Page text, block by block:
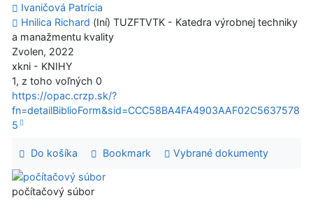
Ivaničová Patrícia
Hnilica Richard (Iní) TUZFTVTK - Katedra výrobnej techniky
a manažmentu kvality
Zvolen, 2022
xkni - KNIHY
1, z toho voľných 0
https://opac.crzp.sk/?
fn=detailBiblioForm&sid=CCC58BA4FA4903AAF02C5637578
5
Do košíka Bookmark Vybrané dokumenty
počítačový súbor